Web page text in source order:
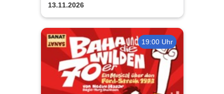
13.11.2026
19:00 Uhr